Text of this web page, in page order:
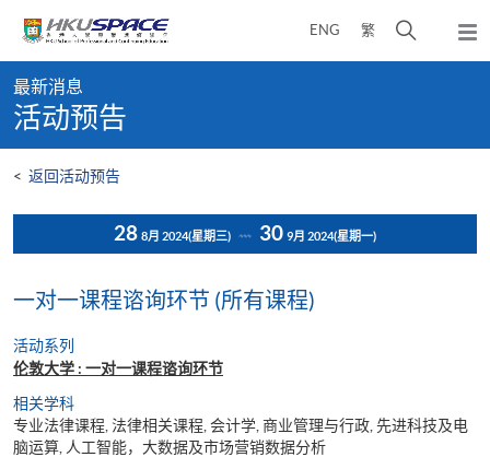
content
ENG 繁
开
弹
出
content
start
最新消息
活动预告
< 返回活动预告
28 8月 2024(星期三) 30 9月 2024(星期一)
一对一课程谘询环节 (所有课程)
活动系列
伦敦大学 : 一对一课程谘询环节
相关学科
专业法律课程, 法律相关课程, 会计学, 商业管理与行政, 先进科技及电
脑运算, 人工智能，大数据及市场营销数据分析